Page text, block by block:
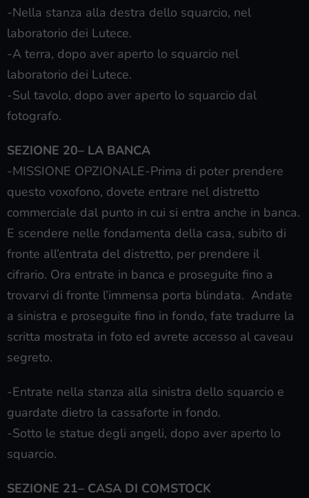
-Nella stanza alla destra dello squarcio, nel
laboratorio dei Lutece.
-A terra, dopo aver aperto lo squarcio nel
laboratorio dei Lutece.
-Sul tavolo, dopo aver aperto lo squarcio dal
fotografo.
SEZIONE 20– LA BANCA
-MISSIONE OPZIONALE-Prima di poter prendere
questo voxofono, dovete entrare nel distretto
commerciale dal punto in cui si entra anche in banca.
E scendere nelle fondamenta della casa, subito di
fronte all’entrata del distretto, per prendere il
cifrario. Ora entrate in banca e proseguite fino a
trovarvi di fronte l’immensa porta blindata. Andate
a sinistra e proseguite fino in fondo, fate tradurre la
scritta mostrata in foto ed avrete accesso al caveau
segreto.
-Entrate nella stanza alla sinistra dello squarcio e
guardate dietro la cassaforte in fondo.
-Sotto le statue degli angeli, dopo aver aperto lo
squarcio.
SEZIONE 21– CASA DI COMSTOCK